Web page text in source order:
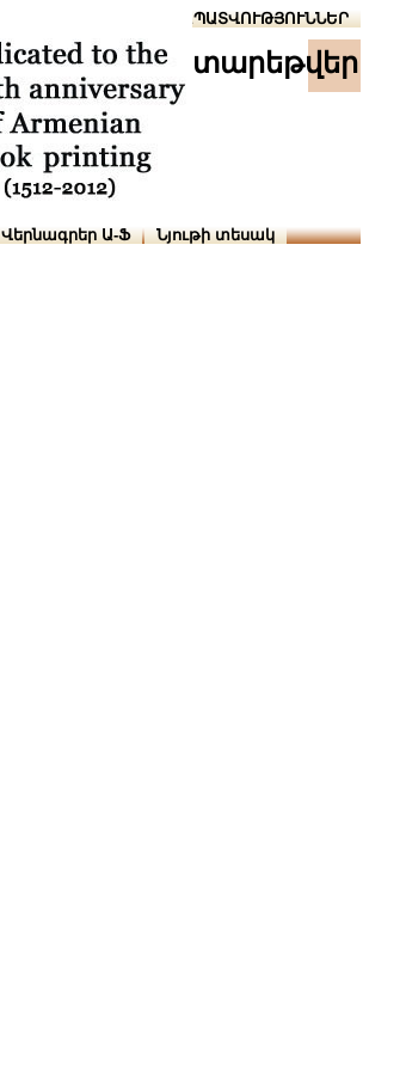
ՆԱԽԱՊԱՏՎՈՒԹՅՈՒՆՆԵՐ
տարեթվեր
Վերնագրեր Ա-Ֆ Նյութի տեսակ